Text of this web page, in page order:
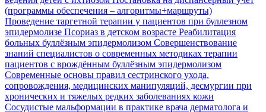
(программы обеспечения – алгоритмы+маршруты)
Проведение таргетной терапии у пациентов при буллезном
эпидермолизе Псориаз в детском возрасте Реабилитация
больных буллёзным эпидермолизом Совершенствование
знаний специалистов о современных методиках терапии
пациентов с врождённым буллёзным эпидермолизом
Современные основы правил сестринского ухода,
сопровождения, медицинских манипуляций, десмургии при
хронических и тяжелых редких заболеваниях кожи
Сосудистые мальформации в практике врача дерматолога и